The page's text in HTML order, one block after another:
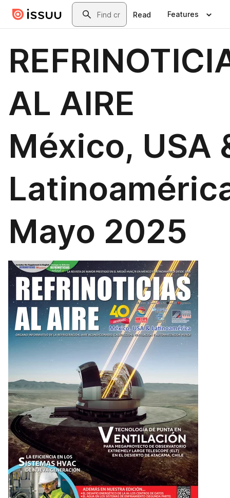
Skip to main contentSearch
Read Features
AL AIRE
México, USA
Mayo 2025